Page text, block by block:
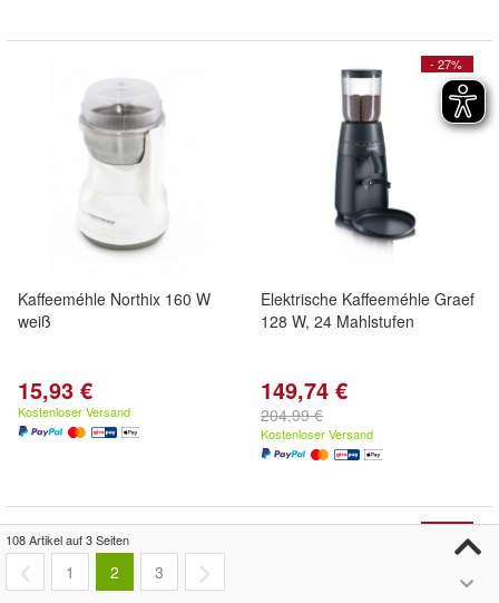
Kaffeeméhle Northix 160 W
weiß
15,93 €
Kostenloser Versand
- 27%
Elektrische Kaffeeméhle Graef
128 W, 24 Mahlstufen
149,74 €
204,99 €
Kostenloser Versand
- 8%
108 Artikel auf 3 Seiten
1 2 3